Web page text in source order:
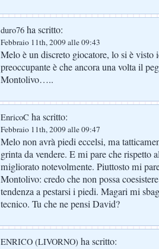
duro76 ha scritto:
Febbraio 11th, 2009 alle 09:43
Melo è un discreto giocatore, lo si è visto
preoccupante è che ancora una volta il
Montolivo…..
EnricoC ha scritto:
Febbraio 11th, 2009 alle 09:47
Melo non avrà piedi eccelsi, ma
grinta da vendere. E mi pare che rispetto
migliorato notevolmente. Piuttosto mi
Montolivo: credo che non possa
tendenza a pestarsi i piedi. Magari mi
tecnico. Tu che ne pensi David?
ENRICO (LIVORNO) ha scritto: